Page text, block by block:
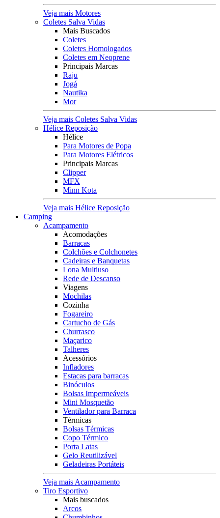
Veja mais Motores
Coletes Salva Vidas
Mais Buscados
Coletes
Coletes Homologados
Coletes em Neoprene
Principais Marcas
Raju
Jogá
Nautika
Mor
Veja mais Coletes Salva Vidas
Hélice Reposição
Hélice
Para Motores de Popa
Para Motores Elétricos
Principais Marcas
Clipper
MFX
Minn Kota
Veja mais Hélice Reposição
Camping
Acampamento
Acomodações
Barracas
Colchões e Colchonetes
Cadeiras e Banquetas
Lona Multiuso
Rede de Descanso
Viagens
Mochilas
Cozinha
Fogareiro
Cartucho de Gás
Churrasco
Maçarico
Talheres
Acessórios
Infladores
Estacas para barracas
Binóculos
Bolsas Impermeáveis
Mini Mosquetão
Ventilador para Barraca
Térmicas
Bolsas Térmicas
Copo Térmico
Porta Latas
Gelo Reutilizável
Geladeiras Portáteis
Veja mais Acampamento
Tiro Esportivo
Mais buscados
Arcos